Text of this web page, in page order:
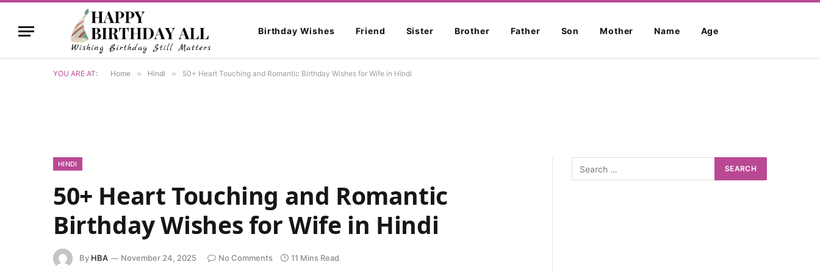
Birthday Wishes Friend Sister Brother Father Son Mother Name Age
YOU ARE AT: Home » Hindi » 50+ Heart Touching and Romantic Birthday Wishes for Wife in Hindi
HINDI
50+ Heart Touching and Romantic
Birthday Wishes for Wife in Hindi
By HBA November 24, 2025 No Comments 11 Mins Read